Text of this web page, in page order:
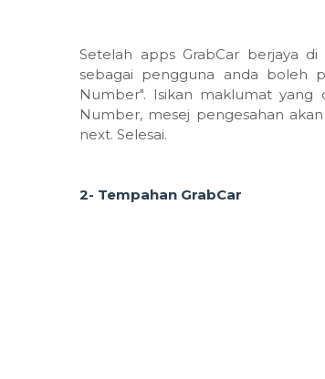
Setelah apps GrabCar berjaya
sebagai pengguna anda boleh
Number". Isikan maklumat
Number, mesej pengesahan
next. Selesai.
2- Tempahan GrabCar